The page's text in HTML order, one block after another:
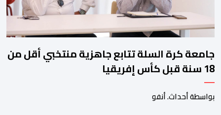
جامعة كرة السلة تتابع جاهزية منتخبي أقل من
18 سنة قبل كأس إفريقيا
بواسطة أحداث. أنفو